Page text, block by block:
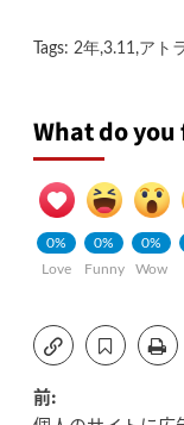
Tags: 2年,3.11,アト
What do
0%
Love
0%
Funny
0%
Wow
投
前: